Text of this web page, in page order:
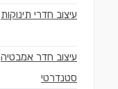
עיצוב חדרי תינוקות
עיצוב חדר אמבטיה
סטנדרטי